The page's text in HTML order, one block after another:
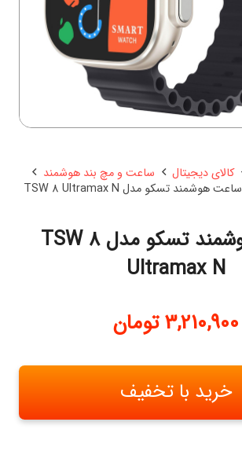
کالای دیجیتال
ساعت و مچ بند هوشمند
ساعت هوشمند تسکو مدل TSW 8 Ultramax N
ساعت هوشمند تسکو مدل TSW 8
Ultramax N
3,210,900 تومان
خرید با تخفیف